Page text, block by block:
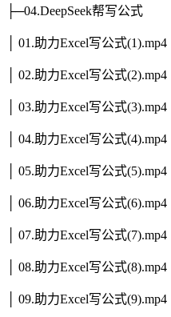
├─04.DeepSeek帮写公式
│ 01.助力Excel写公式(1).mp4
│ 02.助力Excel写公式(2).mp4
│ 03.助力Excel写公式(3).mp4
│ 04.助力Excel写公式(4).mp4
│ 05.助力Excel写公式(5).mp4
│ 06.助力Excel写公式(6).mp4
│ 07.助力Excel写公式(7).mp4
│ 08.助力Excel写公式(8).mp4
│ 09.助力Excel写公式(9).mp4